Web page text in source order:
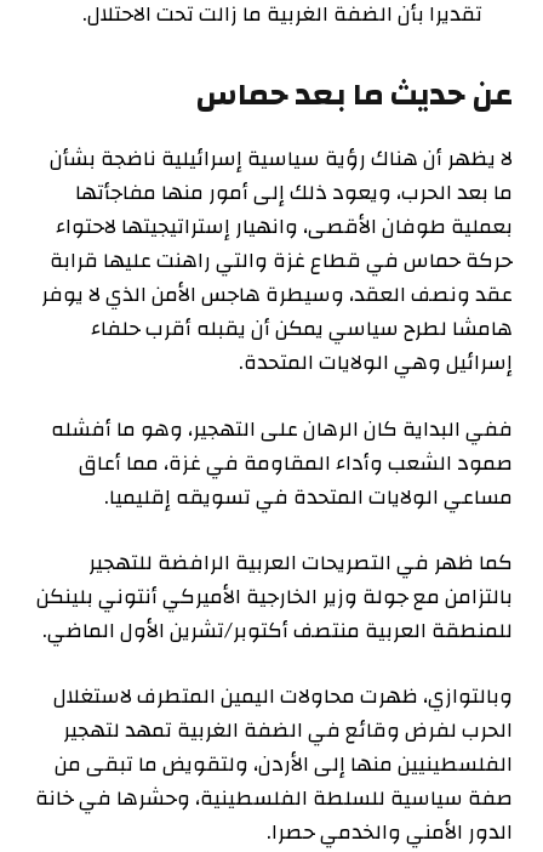
تقديرا بأن الضفة الغربية ما زالت تحت الاحتلال.
عن حديث ما بعد حماس
لا يظهر أن هناك رؤية سياسية إسرائيلية ناضجة بشأن
ما بعد الحرب، ويعود ذلك إلى أمور منها مفاجأتها
بعملية طوفان الأقصى، وانهيار إستراتيجيتها لاحتواء
حركة حماس في قطاع غزة والتي راهنت عليها قرابة
عقد ونصف العقد، وسيطرة هاجس الأمن الذي لا يوفر
هامشا لطرح سياسي يمكن أن يقبله أقرب حلفاء
إسرائيل وهي الولايات المتحدة.
ففي البداية كان الرهان على التهجير، وهو ما أفشله
صمود الشعب وأداء المقاومة في غزة، مما أعاق
مساعي الولايات المتحدة في تسويقه إقليميا.
كما ظهر في التصريحات العربية الرافضة للتهجير
بالتزامن مع جولة وزير الخارجية الأميركي أنتوني بلينكن
للمنطقة العربية منتصف أكتوبر/تشرين الأول الماضي.
وبالتوازي، ظهرت محاولات اليمين المتطرف لاستغلال
الحرب لفرض وقائع في الضفة الغربية تمهد لتهجير
الفلسطينيين منها إلى الأردن، ولتقويض ما تبقى من
صفة سياسية للسلطة الفلسطينية، وحشرها في خانة
الدور الأمني والخدمي حصرا.